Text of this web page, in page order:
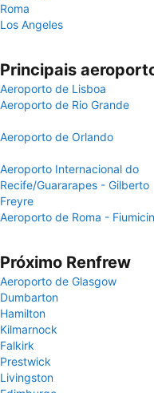
Roma
Los Angeles
Principais
Aeroporto de Lisboa
Aeroporto de Rio Grande
Aeroporto de Orlando
Aeroporto Internacional do
Recife/Guararapes - Gilberto
Freyre
Aeroporto de Roma -
Próximo Renfrew
Aeroporto de Glasgow
Dumbarton
Hamilton
Kilmarnock
Falkirk
Prestwick
Livingston